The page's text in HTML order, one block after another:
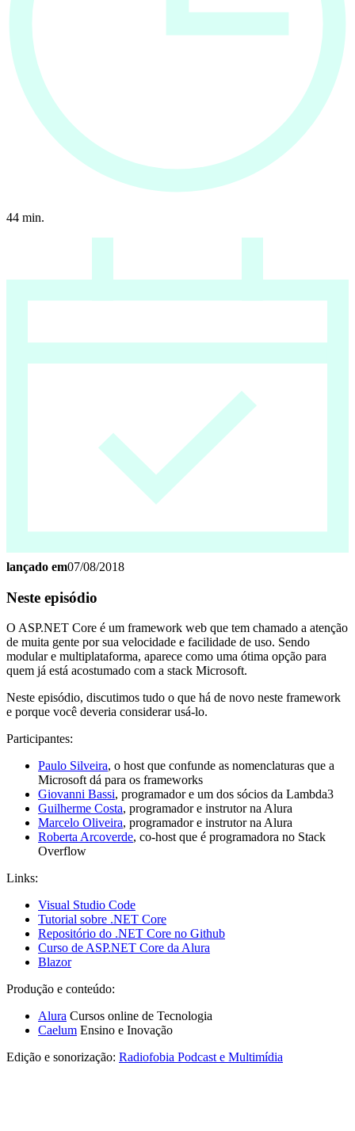
44 min.
lançado em07/08/2018
Neste episódio
O ASP.NET Core é um framework web que tem chamado a atenção
de muita gente por sua velocidade e facilidade de uso. Sendo
modular e multiplataforma, aparece como uma ótima opção para
quem já está acostumado com a stack Microsoft.
Neste episódio, discutimos tudo o que há de novo neste framework
e porque você deveria considerar usá-lo.
Participantes:
Paulo Silveira, o host que confunde as nomenclaturas que a
Microsoft dá para os frameworks
Giovanni Bassi, programador e um dos sócios da Lambda3
Guilherme Costa, programador e instrutor na Alura
Marcelo Oliveira, programador e instrutor na Alura
Roberta Arcoverde, co-host que é programadora no Stack
Overflow
Links:
Visual Studio Code
Tutorial sobre .NET Core
Repositório do .NET Core no Github
Curso de ASP.NET Core da Alura
Blazor
Produção e conteúdo:
Alura Cursos online de Tecnologia
Caelum Ensino e Inovação
Edição e sonorização: Radiofobia Podcast e Multimídia